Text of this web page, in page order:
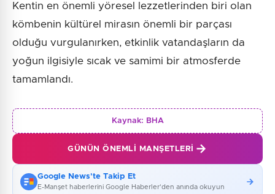
Kentin en önemli yöresel lezzetlerinden biri olan
kömbenin kültürel mirasın önemli bir parçası
olduğu vurgulanırken, etkinlik vatandaşların da
yoğun ilgisiyle sıcak ve samimi bir atmosferde
tamamlandı.
Kaynak: BHA
GÜNÜN ÖNEMLI MANŞETLERI
Google News'te Takip Et
E-Manşet haberlerini Google Haberler'den anında okuyun